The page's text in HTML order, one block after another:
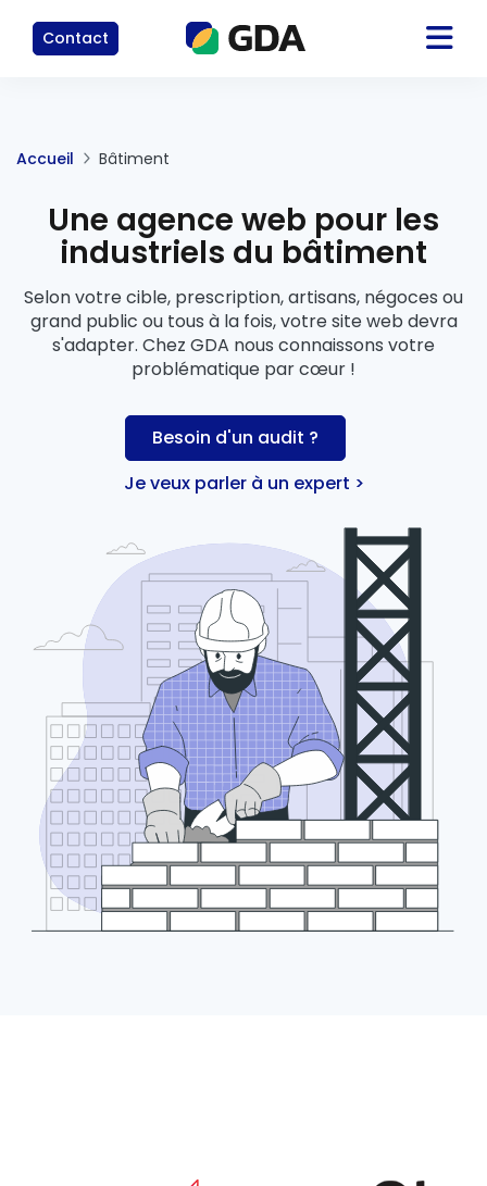
Contact
Accueil Bâtiment
Une agence web pour les
industriels du bâtiment
Selon votre cible, prescription, artisans, négoces ou
grand public ou tous à la fois, votre site web devra
s'adapter. Chez GDA nous connaissons votre
problématique par cœur !
Besoin d'un audit ?
Je veux parler à un expert >